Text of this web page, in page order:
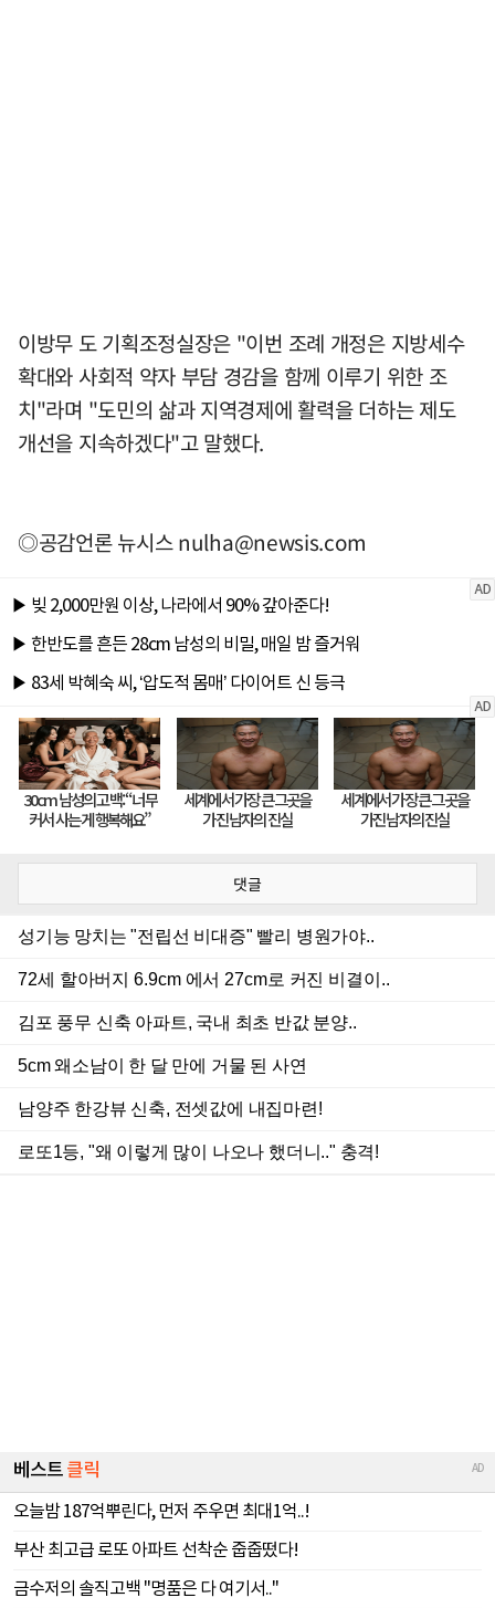
이방무 도 기획조정실장은 "이번 조례 개정은 지방세수
확대와 사회적 약자 부담 경감을 함께 이루기 위한 조
치"라며 "도민의 삶과 지역경제에 활력을 더하는 제도
개선을 지속하겠다"고 말했다.
◎공감언론 뉴시스nulha@newsis.com
댓글